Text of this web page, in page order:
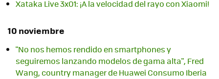
Xataka Live 3x01: ¡A la velocidad del rayo con Xiaomi!
10 noviembre
"No nos hemos rendido en smartphones y
seguiremos lanzando modelos de gama alta", Fred
Wang, country manager de Huawei Consumo Iberia